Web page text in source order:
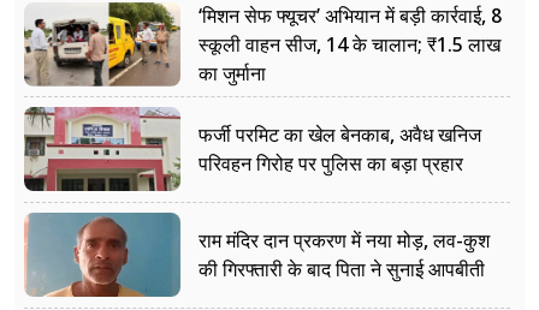
‘मिशन सेफ फ्यूचर’ अभियान में बड़ी कार्रवाई, 8
स्कूली वाहन सीज, 14 के चालान; ₹1.5 लाख
का जुर्माना
फर्जी परमिट का खेल बेनकाब, अवैध खनिज
परिवहन गिरोह पर पुलिस का बड़ा प्रहार
राम मंदिर दान प्रकरण में नया मोड़, लव-कुश
की गिरफ्तारी के बाद पिता ने सुनाई आपबीती